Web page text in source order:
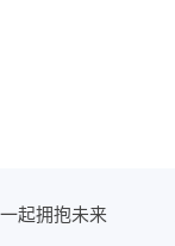
起拥抱未来